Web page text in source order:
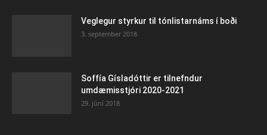
Veglegur styrkur til tónlistarnáms í boði
3. september 2018
Soffía Gísladóttir er tilnefndur
umdæmisstjóri 2020-2021
29. júní 2018